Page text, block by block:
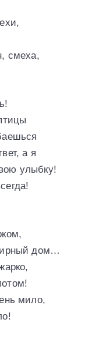
смеха,
а я
улыбку!
дом…
мило,